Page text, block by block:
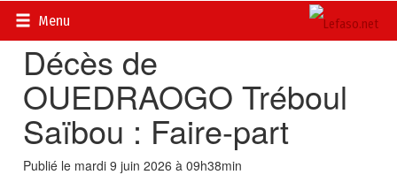
Menu
Accueil>
Décès de
OUEDRAOGO Tréboul
Saïbou : Faire-part
Publié le mardi 9 juin 2026 à 09h38min